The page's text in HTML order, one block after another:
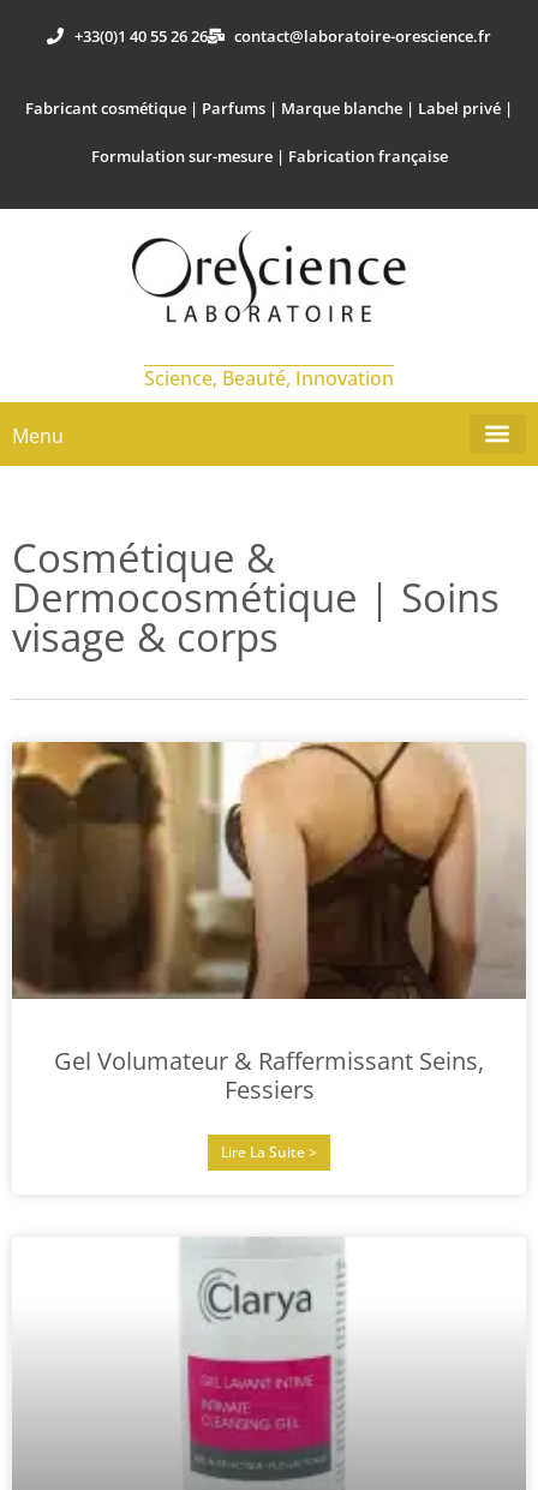
+33(0)1 40 55 26 26 contact@laboratoire-orescience.fr
Fabricant cosmétique | Parfums | Marque blanche | Label privé |
Formulation sur-mesure | Fabrication française
Science, Beauté, Innovation
Menu
Cosmétique &
Dermocosmétique | Soins
visage & corps
Gel Volumateur & Raffermissant Seins,
Fessiers
Lire La Suite >